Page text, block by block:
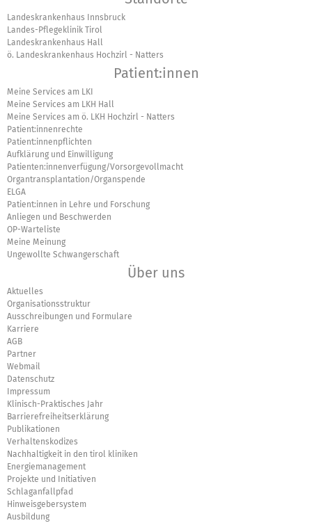
Landeskrankenhaus Innsbruck
Landes-Pflegeklinik Tirol
Landeskrankenhaus Hall
ö. Landeskrankenhaus Hochzirl - Natters
Patient:innen
Meine Services am LKI
Meine Services am LKH Hall
Meine Services am ö. LKH Hochzirl - Natters
Patient:innenrechte
Patient:innenpflichten
Aufklärung und Einwilligung
Patienten:innenverfügung/Vorsorgevollmacht
Organtransplantation/Organspende
ELGA
Patient:innen in Lehre und Forschung
Anliegen und Beschwerden
OP-Warteliste
Meine Meinung
Ungewollte Schwangerschaft
Über uns
Aktuelles
Organisationsstruktur
Ausschreibungen und Formulare
Karriere
AGB
Partner
Webmail
Datenschutz
Impressum
Klinisch-Praktisches Jahr
Barrierefreiheitserklärung
Publikationen
Verhaltenskodizes
Nachhaltigkeit in den tirol kliniken
Energiemanagement
Projekte und Initiativen
Schlaganfallpfad
Hinweisgebersystem
Ausbildung